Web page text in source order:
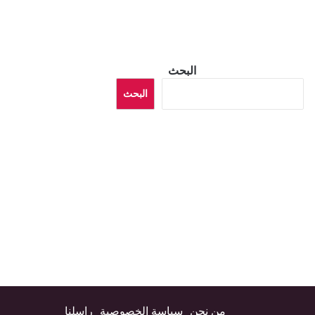
البحث
البحث
من نحن سياسة الخصوصية راسلنا